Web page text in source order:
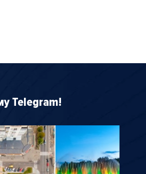
Telegram!